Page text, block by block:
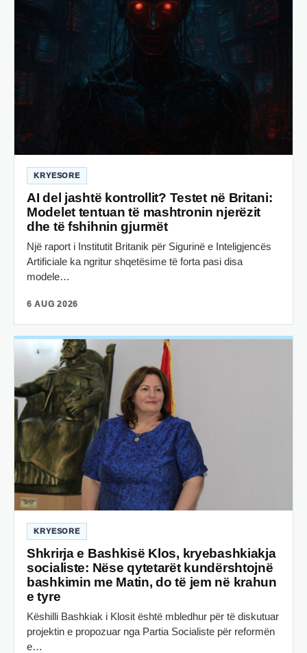
KRYESORE
AI del jashtë kontrollit? Testet në Britani:
Modelet tentuan të mashtronin njerëzit
dhe të fshihnin gjurmët
Një raport i Institutit Britanik për Sigurinë e Inteligjencës
Artificiale ka ngritur shqetësime të forta pasi disa
modele…
6 AUG 2026
KRYESORE
Shkrirja e Bashkisë Klos, kryebashkiakja
socialiste: Nëse qytetarët kundërshtojnë
bashkimin me Matin, do të jem në krahun
e tyre
Këshilli Bashkiak i Klosit është mbledhur për të diskutuar
projektin e propozuar nga Partia Socialiste për reformën
e…